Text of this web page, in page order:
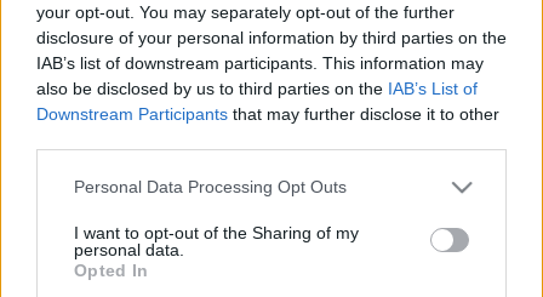
your opt-out. You may separately opt-out of the further
disclosure of your personal information by third parties on the
IAB’s list of downstream participants. This information may
also be disclosed by us to third parties on the IAB’s List of
Downstream Participants that may further disclose it to other
Please note that this website/app uses one or more Google
not limited to your visit or usage behaviour. You may click to
grant or deny consent to Google and its third-party tags to
use your data for below specified purposes in below Google
Personal Data Processing Opt Outs
I want to opt-out of the Sharing of my
personal data.
Opted In
AVeracímű regény könyvbemutatóin nem csak a regényről
esik szó: családi történetek, a mában élő múlt szövevényes
és felkavaró anekdotái is elhangzanak.
Grecsó Krisztiánnal Gulyás Eszter újságíró beszélget.